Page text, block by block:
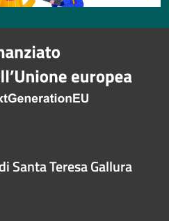
Santa Teresa Gallura